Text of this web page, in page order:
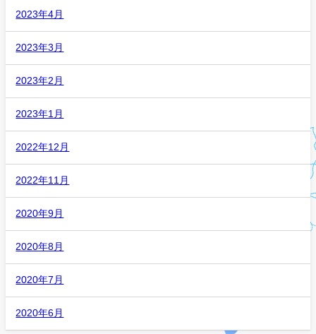
2023年4月
2023年3月
2023年2月
2023年1月
2022年12月
2022年11月
2020年9月
2020年8月
2020年7月
2020年6月